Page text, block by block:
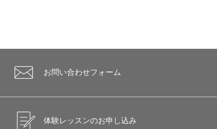
お問い合わせフォーム
体験レッスンのお申し込み